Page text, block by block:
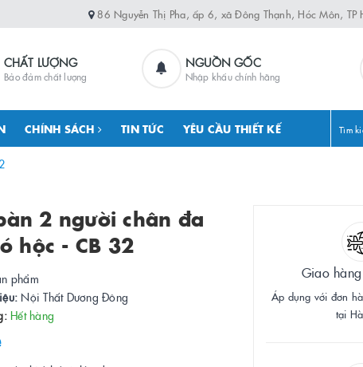
86 Nguyễn Thị Pha, ấp 6, xã Đông Thạnh, Hóc Môn, TP
CHẤT LƯỢNG
Bảo đảm chất lượng
NGUỒN GỐC
Nhập khẩu chính hãng
CHÍNH SÁCH TIN TỨC YÊU CẦU THIẾT KẾ
2 người chân đa
hộc - CB 32
phẩm
Nội Thất Dương Đông
Hết hàng
Giao
Áp dụng với đơn
tại